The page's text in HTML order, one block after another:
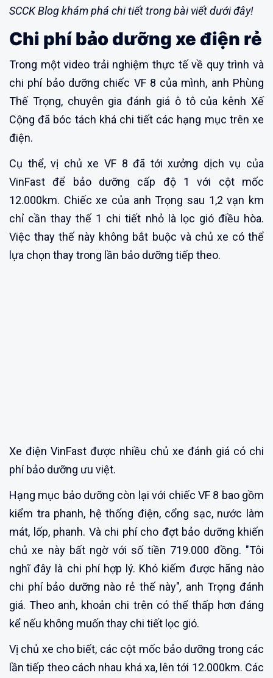
SCCK Blog khám phá chi tiết trong bài viết dưới đây!
Chi phí bảo dưỡng xe điện rẻ
Trong một video trải nghiệm thực tế về quy trình và
chi phí bảo dưỡng chiếc VF 8 của mình, anh Phùng
Thế Trọng, chuyên gia đánh giá ô tô của kênh Xế
Cộng đã bóc tách khá chi tiết các hạng mục trên xe
điện.
Cụ thể, vị chủ xe VF 8 đã tới xưởng dịch vụ của
VinFast để bảo dưỡng cấp độ 1 với cột mốc
12.000km. Chiếc xe của anh Trọng sau 1,2 vạn km
chỉ cần thay thế 1 chi tiết nhỏ là lọc gió điều hòa.
Việc thay thế này không bắt buộc và chủ xe có thể
lựa chọn thay trong lần bảo dưỡng tiếp theo.
Xe điện VinFast được nhiều chủ xe đánh giá có chi
phí bảo dưỡng ưu việt.
Hạng mục bảo dưỡng còn lại với chiếc VF 8 bao gồm
kiểm tra phanh, hệ thống điện, cổng sạc, nước làm
mát, lốp, phanh. Và chi phí cho đợt bảo dưỡng khiến
chủ xe này bất ngờ với số tiền 719.000 đồng. "Tôi
nghĩ đây là chi phí hợp lý. Khó kiếm được hãng nào
chi phí bảo dưỡng nào rẻ thế này", anh Trọng đánh
giá. Theo anh, khoản chi trên có thể thấp hơn đáng
kể nếu không muốn thay chi tiết lọc gió.
Vị chủ xe cho biết, các cột mốc bảo dưỡng trong các
lần tiếp theo cách nhau khá xa, lên tới 12.000km. Các